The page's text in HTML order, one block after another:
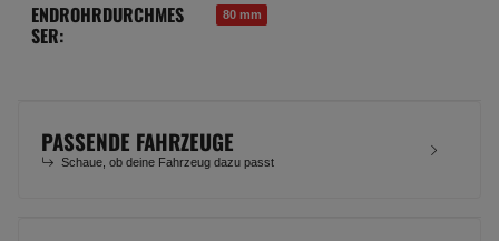
ENDROHRDURCHMES
SER:
80 mm
PASSENDE FAHRZEUGE
Schaue, ob deine Fahrzeug dazu passt